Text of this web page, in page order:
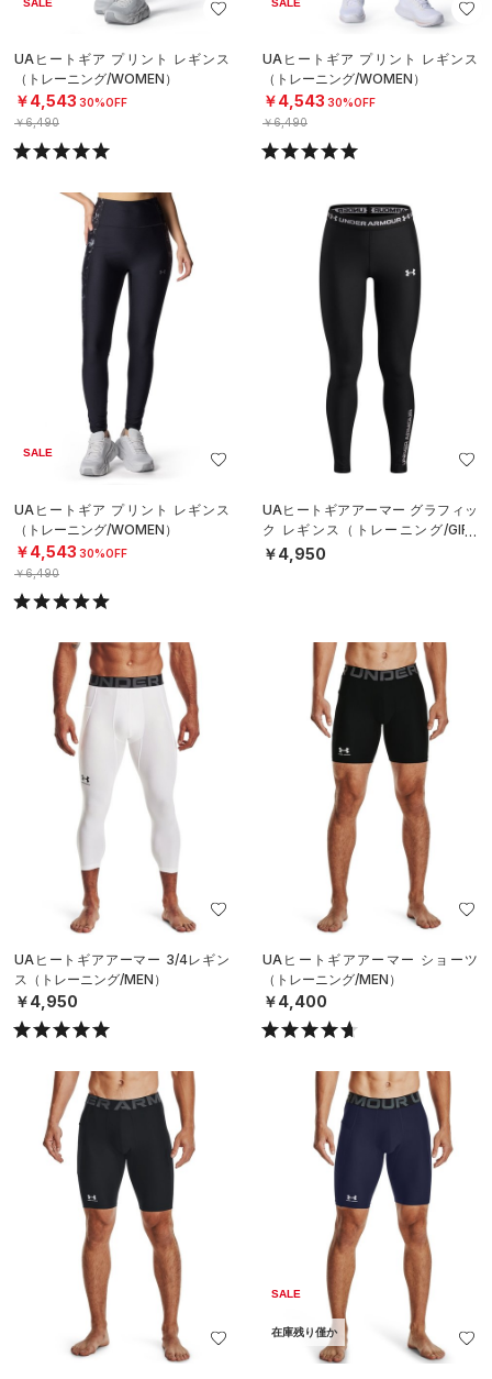
SALE
UAヒートギア プリント レギンス
（トレーニング/WOMEN）
￥4,543 30%OFF
￥6,490
SALE
UAヒートギア プリント レギンス
（トレーニング/WOMEN）
￥4,543 30%OFF
￥6,490
SALE
UAヒートギア プリント レギンス
（トレーニング/WOMEN）
￥4,543 30%OFF
￥6,490
UAヒートギアアーマー グラフィッ
ク レギンス（トレーニング/GIRL
S）
￥4,950
UAヒートギアアーマー 3/4レギン
ス（トレーニング/MEN）
￥4,950
UAヒートギアアーマー ショーツ
（トレーニング/MEN）
￥4,400
SALE
在庫残り僅か